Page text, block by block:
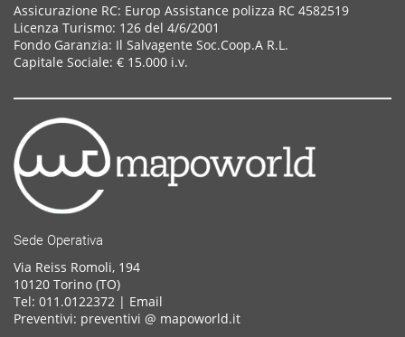
Assicurazione RC: Europ Assistance polizza RC 4582519
Licenza Turismo: 126 del 4/6/2001
Fondo Garanzia: Il Salvagente Soc.Coop.A R.L.
Capitale Sociale: € 15.000 i.v.
Sede Operativa
Via Reiss Romoli, 194
10120 Torino (TO)
Tel: 011.0122372 | Email
Preventivi: preventivi @ mapoworld.it